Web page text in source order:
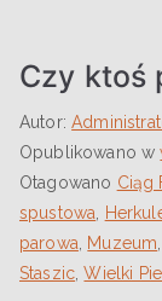
Czy ktoś
Autor:
Opublikowano w
Otagowano Ciąg
spustowa
parowa
Muzeum
Staszic ,Wielki